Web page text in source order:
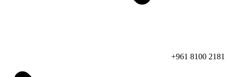
+961 8100 2181